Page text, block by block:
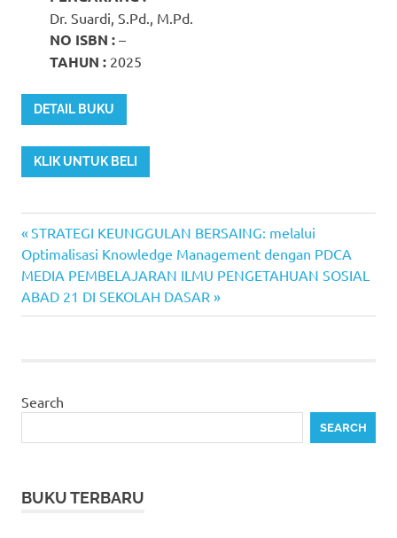
Dr. Suardi, S.Pd., M.Pd.
NO ISBN : –
TAHUN : 2025
DETAIL BUKU
KLIK UNTUK BELI
Post
navigation
Previous
Post:
STRATEGI KEUNGGULAN BERSAING: melalui
Optimalisasi Knowledge Management dengan PDCA
Next
Post:
MEDIA PEMBELAJARAN ILMU PENGETAHUAN SOSIAL
ABAD 21 DI SEKOLAH DASAR
Search
SEARCH
BUKU TERBARU